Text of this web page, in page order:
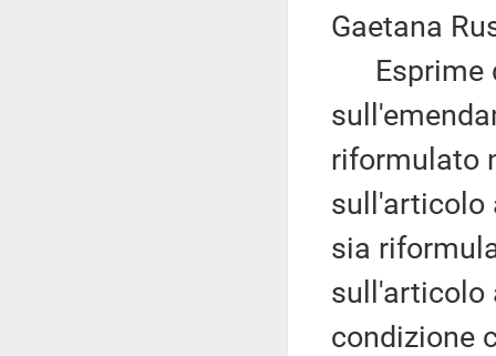
Gaetana
Esprime
riformulato
sull'articolo
sia
sull'articolo
condizione